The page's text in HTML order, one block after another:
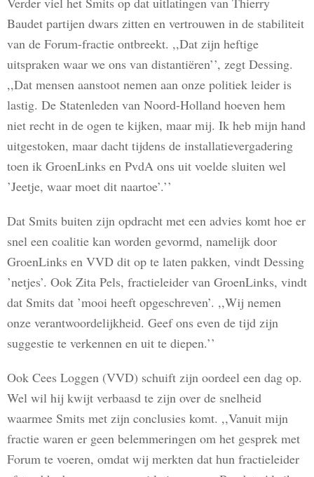
Baudet partijen dwars zitten en vertrouwen in de stabiliteit
van de Forum-fractie ontbreekt. ,,Dat zijn heftige
uitspraken waar we ons van distantiëren’’, zegt Dessing.
,,Dat mensen aanstoot nemen aan onze politiek leider is
lastig. De Statenleden van Noord-Holland hoeven hem
niet recht in de ogen te kijken, maar mij. Ik heb mijn hand
uitgestoken, maar dacht tijdens de installatievergadering
toen ik GroenLinks en PvdA ons uit voelde sluiten wel
’Jeetje, waar moet dit naartoe’.’’
Dat Smits buiten zijn opdracht met een advies komt hoe er
snel een coalitie kan worden gevormd, namelijk door
GroenLinks en VVD dit op te laten pakken, vindt Dessing
’netjes’. Ook Zita Pels, fractieleider van GroenLinks, vindt
dat Smits dat ’mooi heeft opgeschreven’. ,,Wij nemen
onze verantwoordelijkheid. Geef ons even de tijd zijn
suggestie te verkennen en uit te diepen.’’
Ook Cees Loggen (VVD) schuift zijn oordeel een dag op.
Wel wil hij kwijt verbaasd te zijn over de snelheid
waarmee Smits met zijn conclusies komt. ,,Vanuit mijn
fractie waren er geen belemmeringen om het gesprek met
Forum te voeren, omdat wij merkten dat hun fractieleider